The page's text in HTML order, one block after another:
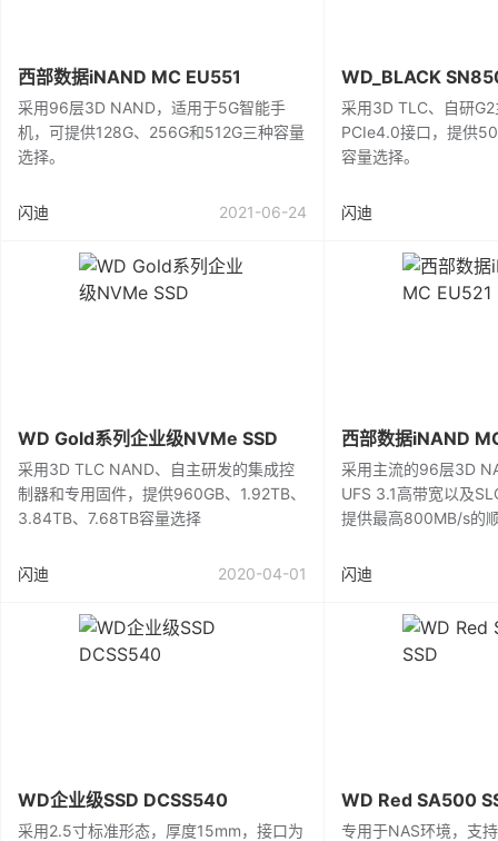
西部数据iNAND MC EU551
采用96层3D NAND，适用于5G智能手
机，可提供128G、256G和512G三种容量
选择。
闪迪 2021-06-24
WD_BLACK
采用3D TLC、自研
PCIe4.0接口，提供
容量选择。
闪迪
WD Gold系列企业级NVMe SSD
采用3D TLC NAND、自主研发的集成控
制器和专用固件，提供960GB、1.92TB、
3.84TB、7.68TB容量选择
闪迪 2020-04-01
西部数据iNAND
采用主流的96层3D
UFS 3.1高带宽以及
提供最高800MB/s的
闪迪
WD企业级SSD DCSS540
采用2.5寸标准形态，厚度15mm，接口为
WD Red SA500
专用于NAS环境，支